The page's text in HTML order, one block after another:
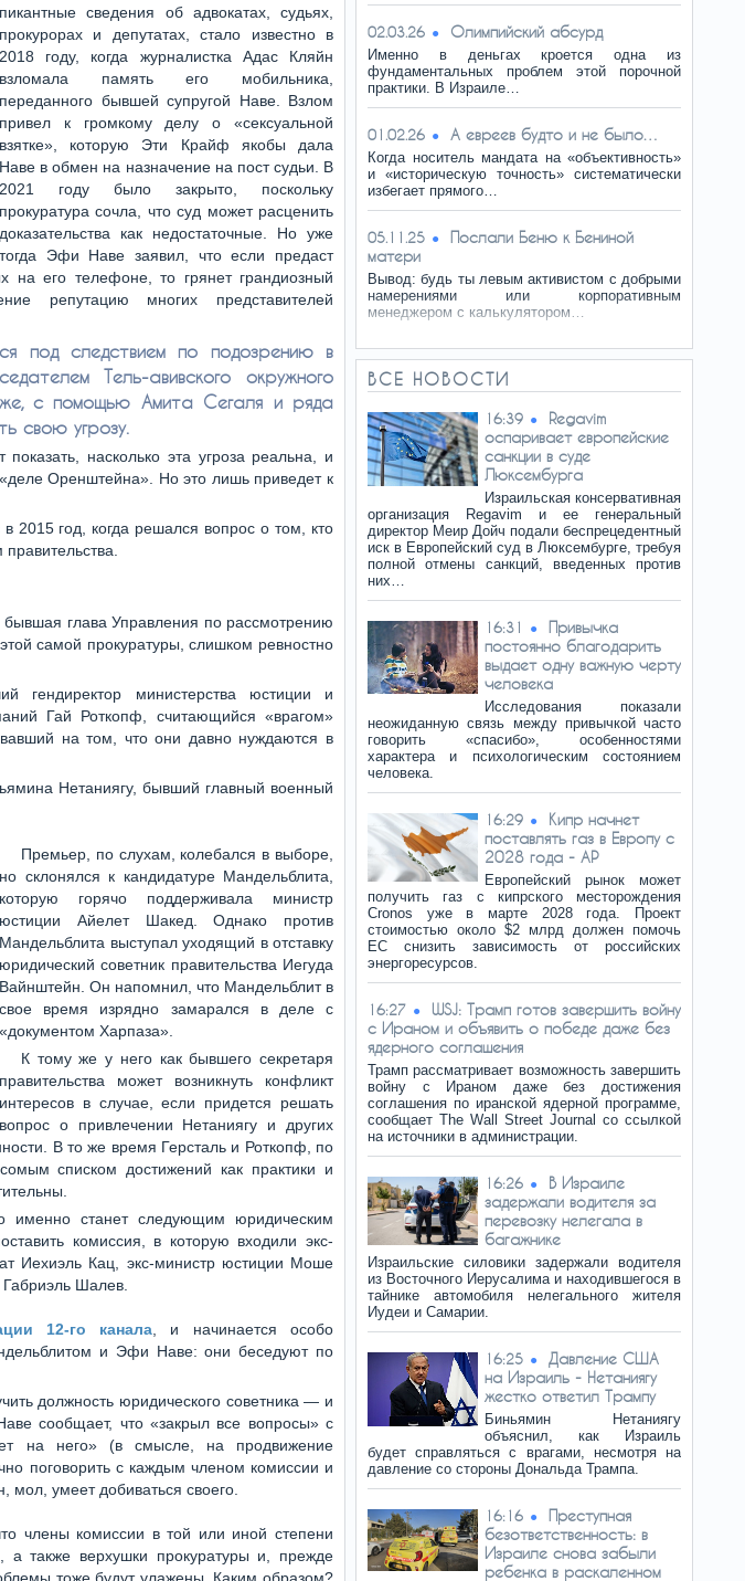
пикантные сведения об адвокатах, судьях,
прокурорах и депутатах, стало известно в
2018 году, когда журналистка Адас Кляйн
взломала память его мобильника,
переданного бывшей супругой Наве. Взлом
привел к громкому делу о «сексуальной
взятке», которую Эти Крайф якобы дала
Наве в обмен на назначение на пост судьи. В
2021 году было закрыто, поскольку
прокуратура сочла, что суд может расценить
доказательства как недостаточные. Но уже
тогда Эфи Наве заявил, что если предаст
на его телефоне, то грянет грандиозный
репутацию многих представителей
под следствием по подозрению в
Тель-авивского окружного
с помощью Амита Сегаля и ряда
свою угрозу.
насколько эта угроза реальна, и
Оренштейна». Но это лишь приведет к
2015 год, когда решался вопрос о том, кто
бывшая глава Управления по рассмотрению
самой прокуратуры, слишком ревностно
гендиректор министерства юстиции и
Гай Роткопф, считающийся «врагом»
на том, что они давно нуждаются в
Нетаниягу, бывший главный военный
Премьер, по слухам, колебался в выборе,
но склонялся к кандидатуре Мандельблита,
которую горячо поддерживала министр
юстиции Айелет Шакед. Однако против
Мандельблита выступал уходящий в отставку
юридический советник правительства Иегуда
Вайнштейн. Он напомнил, что Мандельблит в
свое время изрядно замарался в деле с
«документом Харпаза».
К тому же у него как бывшего секретаря
правительства может возникнуть конфликт
интересов в случае, если придется решать
вопрос о привлечении Нетаниягу и других
В то же время Герсталь и Роткопф, по
списком достижений как практики и
станет следующим юридическим
комиссия, в которую входили экс-
Иехиэль Кац, экс-министр юстиции Моше
Шалев.
12-го канала , и начинается особо
и Эфи Наве: они беседуют по
должность юридического советника — и
сообщает, что «закрыл все вопросы» с
на него» (в смысле, на продвижение
поговорить с каждым членом комиссии и
мол, умеет добиваться своего.
члены комиссии в той или иной степени
а также верхушки прокуратуры и, прежде
02.03.26 Олимпийский абсурд
Именно в деньгах кроется одна из
фундаментальных проблем этой порочной
практики. В Израиле…
01.02.26 А eвpeeв будто и не было…
Когда носитель мандата на «объективность»
и «историческую точность» систематически
избегает прямого…
05.11.25
Послали Беню к Бениной
матери
Вывод: будь ты левым активистом с добрыми
намерениями или корпоративным
менеджером с калькулятором…
ВСЕ НОВОСТИ
16:39
Regavim
оспаривает европейские
санкции в суде
Люксембурга
Израильская консервативная
организация Regavim и ее генеральный
директор Меир Дойч подали беспрецедентный
иск в Европейский суд в Люксембурге, требуя
полной отмены санкций, введенных против
них…
16:31
Привычка
постоянно благодарить
выдает одну важную черту
человека
Исследования показали
неожиданную связь между привычкой часто
говорить «спасибо», особенностями
характера и психологическим состоянием
человека.
16:29
Кипр начнет
поставлять газ в Европу с
2028 года - AP
Европейский рынок может
получить газ с кипрского месторождения
Cronos уже в марте 2028 года. Проект
стоимостью около $2 млрд должен помочь
ЕС снизить зависимость от российских
энергоресурсов.
16:27
WSJ: Трамп готов завершить войну
с Ираном и объявить о победе даже без
ядерного соглашения
Трамп рассматривает возможность завершить
войну с Ираном даже без достижения
соглашения по иранской ядерной программе,
сообщает The Wall Street Journal со ссылкой
на источники в администрации.
16:26
В Израиле
задержали водителя за
перевозку нелегала в
багажнике
Израильские силовики задержали водителя
из Восточного Иерусалима и находившегося в
тайнике автомобиля нелегального жителя
Иудеи и Самарии.
16:25
Давление США
на Израиль - Нетаниягу
жестко ответил Трампу
Биньямин Нетаниягу
объяснил, как Израиль
будет справляться с врагами, несмотря на
давление со стороны Дональда Трампа.
16:16
Преступная
безответственность: в
Израиле снова забыли
ребенка в раскаленном